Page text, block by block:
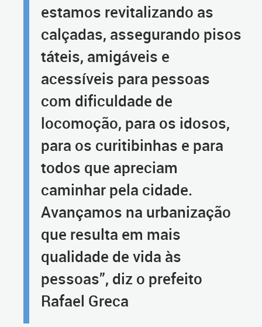
estamos revitalizando as
calçadas, assegurando pisos
táteis, amigáveis e
acessíveis para pessoas
com dificuldade de
locomoção, para os idosos,
para os curitibinhas e para
todos que apreciam
caminhar pela cidade.
Avançamos na urbanização
que resulta em mais
qualidade de vida às
pessoas”, diz o prefeito
Rafael Greca